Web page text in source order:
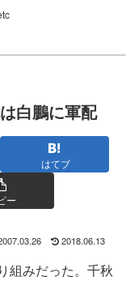
白鵬に軍配
はてブ
ー
2018.06.13
組みだった。千秋